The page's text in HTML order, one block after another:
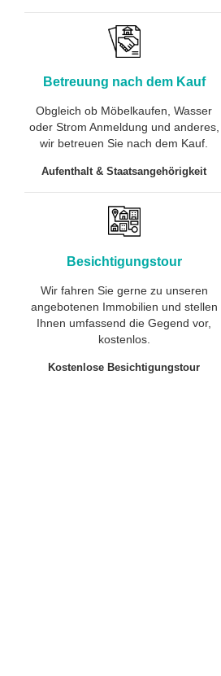
Betreuung nach dem Kauf
Obgleich ob Möbelkaufen, Wasser
oder Strom Anmeldung und anderes,
wir betreuen Sie nach dem Kauf.
Aufenthalt & Staatsangehörigkeit
Besichtigungstour
Wir fahren Sie gerne zu unseren
angebotenen Immobilien und stellen
Ihnen umfassend die Gegend vor,
kostenlos.
Kostenlose Besichtigungstour